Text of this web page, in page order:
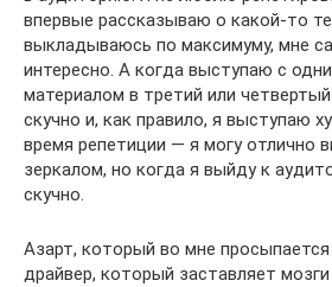
впервые рассказываю о какой-то
выкладываюсь по максимуму, мне
интересно. А когда выступаю с
материалом в третий или
скучно и, как правило, я выступаю
время репетиции — я могу отлично
зеркалом, но когда я выйду к
скучно.
Азарт, который во мне
драйвер, который заставляет